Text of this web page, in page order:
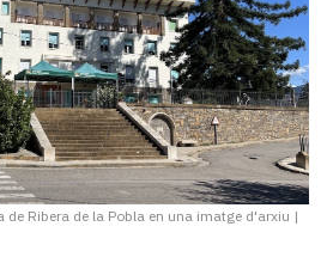
de Ribera de la Pobla en una imatge d'arxiu |